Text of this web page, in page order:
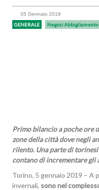
05 Gennaio 2019
GENERALE Negozi Abbigliamento
Primo bilancio a poche ore
zone della cittàdove negli
rilento. Una parte di torinesi
contano di incrementare gli
Torino, 5 gennaio 2019 – A
invernali, sono nel